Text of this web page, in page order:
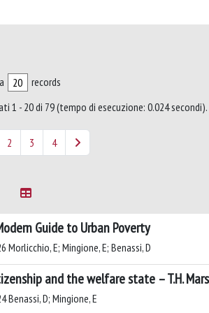
records
1 - 20 di 79 (tempo di esecuzione: 0.024 secondi).
2 3 4
Guide to Urban Poverty
Morlicchio, E; Mingione, E; Benassi, D
and the welfare state – T.H.
Benassi, D; Mingione, E